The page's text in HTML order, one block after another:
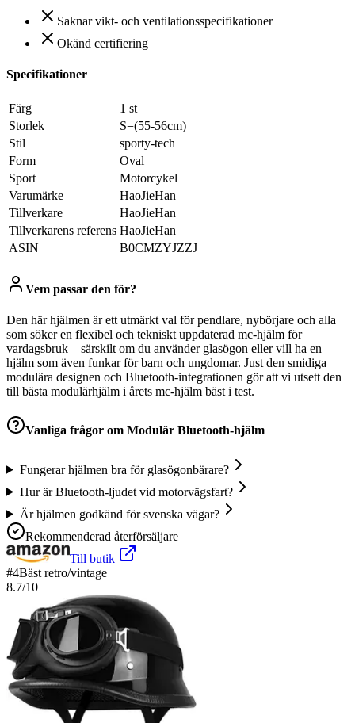
Saknar vikt- och ventilationsspecifikationer
Okänd certifiering
Specifikationer
Färg
‎1 st
Storlek
‎S=(55-56cm)
Stil
‎sporty-tech
Form
‎Oval
Sport
‎Motorcykel
Varumärke
‎HaoJieHan
Tillverkare
‎HaoJieHan
Tillverkarens referens ‎HaoJieHan
ASIN
‎B0CMZYJZZJ
Vem passar den för?
Den här hjälmen är ett utmärkt val för pendlare, nybörjare och alla
som söker en flexibel och tekniskt uppdaterad mc-hjälm för
vardagsbruk – särskilt om du använder glasögon eller vill ha en
hjälm som även funkar för barn och ungdomar. Just den smidiga
modulära designen och Bluetooth-integrationen gör att vi utsett den
till bästa modulärhjälm i årets mc-hjälm bäst i test.
Vanliga frågor om Modulär Bluetooth-hjälm
Fungerar hjälmen bra för glasögonbärare?
Hur är Bluetooth-ljudet vid motorvägsfart?
Är hjälmen godkänd för svenska vägar?
Rekommenderad återförsäljare
Till butik
#4Bäst retro/vintage
8.7/10